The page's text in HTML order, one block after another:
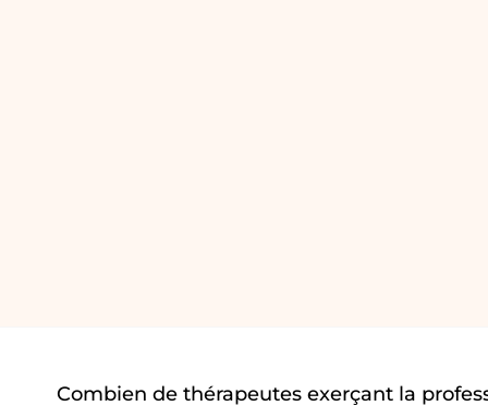
Combien de thérapeutes exerçant la